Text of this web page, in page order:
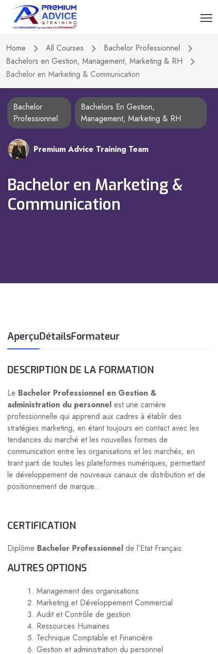
Home All Courses
Bachelor Professionnel
Bachelors en Gestion, Management, Marketing & RH
Bachelor en Marketing & Communication
Premium Advice Training Team
Bachelor
Professionnel
Bachelors En Gestion,
Management, Marketing & RH
Bachelor en Marketing &
Communication
AperçuDétailsFormateur
DESCRIPTION DE LA FORMATION
Le Bachelor Professionnel en Gestion &
administration du personnel est une carrière
professionnelle qui apprend aux cadres à établir des
stratégies marketing, en étant toujours en contact avec les
tendances du marché et les nouvelles formes de
communication entre les organisations et les marchés, en
tirant parti de toutes les plateformes numériques, permettant
le développement de nouveaux canaux de distribution et de
positionnement de marque..
CERTIFICATION
Diplôme Bachelor Professionnel de l’Etat Français.
AUTRES OPTIONS
Management des organisations
Marketing et Développement Commercial
Audit et Contrôle de gestion
Ressources Humaines
Technique Comptable et Financière
Gestion et administration du personnel